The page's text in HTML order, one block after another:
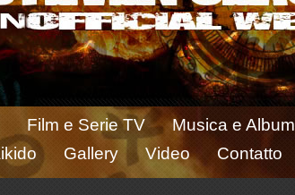
Film e Serie TV Musica e Album
Gallery Video Contatto